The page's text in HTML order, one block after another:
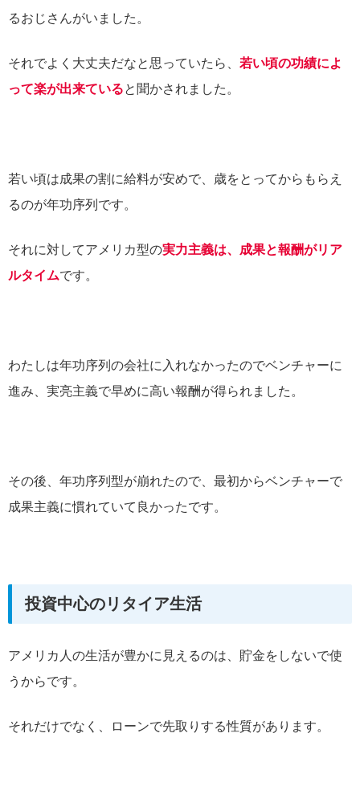
るおじさんがいました。
それでよく大丈夫だなと思っていたら、 若い頃の功績によ
って楽が出来ていると聞かされました。
若い頃は成果の割に給料が安めで、歳をとってからもらえ
るのが年功序列です。
それに対してアメリカ型の実力主義は、成果と報酬がリア
ルタイムです。
わたしは年功序列の会社に入れなかったのでベンチャーに
進み、実亮主義で早めに高い報酬が得られました。
その後、年功序列型が崩れたので、最初からベンチャーで
成果主義に慣れていて良かったです。
投資中心のリタイア生活
アメリカ人の生活が豊かに見えるのは、貯金をしないで使
うからです。
それだけでなく、ローンで先取りする性質があります。